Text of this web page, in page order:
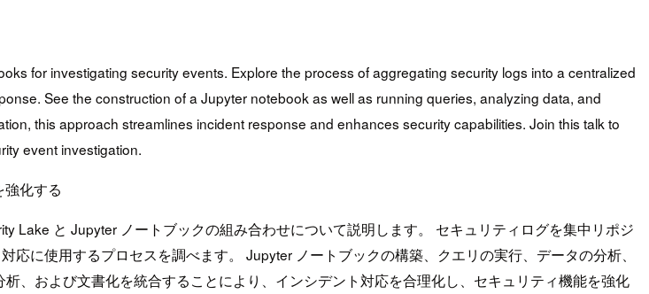
for investigating security events. Explore the process of aggregating security logs into a centralized
See the construction of a Jupyter notebook as well as running queries, analyzing data, and
this approach streamlines incident response and enhances security capabilities. Join this talk to
event investigation.
化する
Lake と Jupyter ノートブックの組み合わせについて説明します。 セキュリティログを集中リポジ
に使用するプロセスを調べます。 Jupyter ノートブックの構築、クエリの実行、データの分析、
、および文書化を統合することにより、インシデント対応を合理化し、セキュリティ機能を強化